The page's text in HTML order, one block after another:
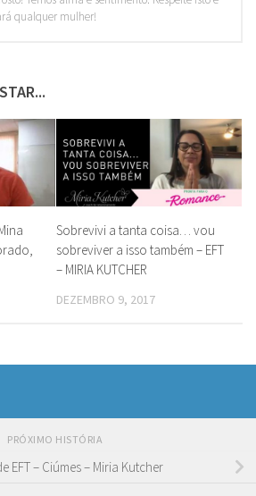
qualquer mulher!
Sobrevivi a tanta coisa… vou
sobreviver a isso também – EFT
– MIRIA KUTCHER
DEZEMBRO 9, 2017
PRÓXIMO HISTÓRIA
EFT – Ciúmes – Miria Kutcher